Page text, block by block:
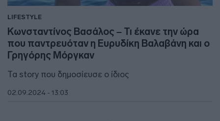
LIFESTYLE
Κωνσταντίνος Βασάλος – Τι έκανε την ώρα
που παντρευόταν η Ευρυδίκη Βαλαβάνη και ο
Γρηγόρης Μόργκαν
Τα story που δημοσίευσε ο ίδιος
02.09.2024 - 13:03